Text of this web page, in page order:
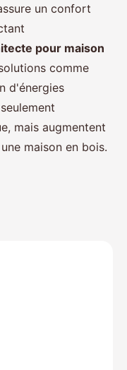
un confort
pour maison
comme
d'énergies
mais augmentent
maison en bois.